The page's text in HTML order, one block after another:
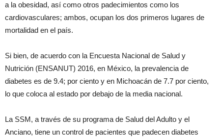
a la obesidad, así como otros padecimientos como los
cardiovasculares; ambos, ocupan los dos primeros lugares de
mortalidad en el país.
Si bien, de acuerdo con la Encuesta Nacional de Salud y
Nutrición (ENSANUT) 2016, en México, la prevalencia de
diabetes es de 9.4; por ciento y en Michoacán de 7.7 por ciento,
lo que coloca al estado por debajo de la media nacional.
La SSM, a través de su programa de Salud del Adulto y el
Anciano, tiene un control de pacientes que padecen diabetes